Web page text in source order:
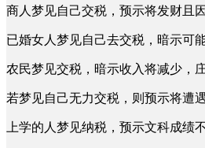
商人梦见自己交税，预示将发财且
已婚女人梦见自己去交税，暗示可
农民梦见交税，暗示收入将减少，
若梦见自己无力交税，则预示将遭
上学的人梦见纳税，预示文科成绩